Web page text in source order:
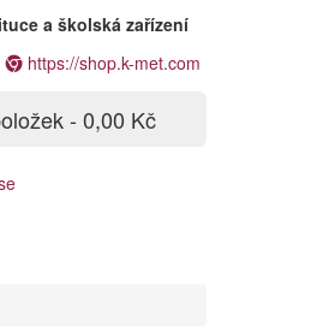
a školská zařízení
https://shop.k-met.com
- 0,00 Kč